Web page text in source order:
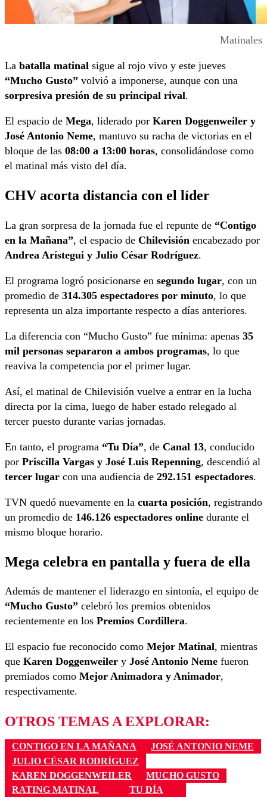
Matinales
La batalla matinal sigue al rojo vivo y este jueves
“Mucho Gusto” volvió a imponerse, aunque con una
sorpresiva presión de su principal rival.
El espacio de Mega, liderado por Karen Doggenweiler y
José Antonio Neme, mantuvo su racha de victorias en el
bloque de las 08:00 a 13:00 horas, consolidándose como
el matinal más visto del día.
CHV acorta distancia con el líder
La gran sorpresa de la jornada fue el repunte de “Contigo
en la Mañana”, el espacio de Chilevisión encabezado por
Andrea Arístegui y Julio César Rodríguez.
El programa logró posicionarse en segundo lugar, con un
promedio de 314.305 espectadores por minuto, lo que
representa un alza importante respecto a días anteriores.
La diferencia con “Mucho Gusto” fue mínima: apenas 35
mil personas separaron a ambos programas, lo que
reaviva la competencia por el primer lugar.
Así, el matinal de Chilevisión vuelve a entrar en la lucha
directa por la cima, luego de haber estado relegado al
tercer puesto durante varias jornadas.
En tanto, el programa “Tu Día”, de Canal 13, conducido
por Priscilla Vargas y José Luis Repenning, descendió al
tercer lugar con una audiencia de 292.151 espectadores.
TVN quedó nuevamente en la cuarta posición, registrando
un promedio de 146.126 espectadores online durante el
mismo bloque horario.
Mega celebra en pantalla y fuera de ella
Además de mantener el liderazgo en sintonía, el equipo de
“Mucho Gusto” celebró los premios obtenidos
recientemente en los Premios Cordillera.
El espacio fue reconocido como Mejor Matinal, mientras
que Karen Doggenweiler y José Antonio Neme fueron
premiados como Mejor Animadora y Animador,
respectivamente.
OTROS TEMAS A EXPLORAR:
CONTIGO EN LA MAÑANA
JOSÉ ANTONIO NEME
JULIO CÉSAR RODRÍGUEZ
KAREN DOGGENWEILER
MUCHO GUSTO
RATING MATINAL
TU DÍA